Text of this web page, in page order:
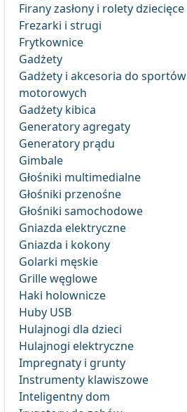
Firany zasłony i rolety dziecięce
Frezarki i strugi
Frytkownice
Gadżety
Gadżety i akcesoria do sportów
motorowych
Gadżety kibica
Generatory agregaty
Generatory prądu
Gimbale
Głośniki multimedialne
Głośniki przenośne
Głośniki samochodowe
Gniazda elektryczne
Gniazda i kokony
Golarki męskie
Grille węglowe
Haki holownicze
Huby USB
Hulajnogi dla dzieci
Hulajnogi elektryczne
Impregnaty i grunty
Instrumenty klawiszowe
Inteligentny dom